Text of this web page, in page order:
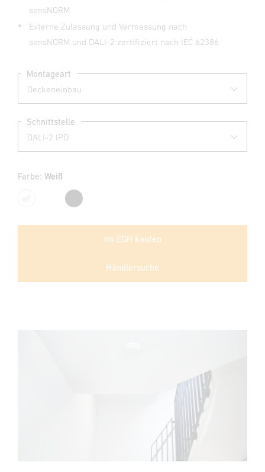
sensNORM
Externe Zulassung und Vermessung nach
sensNORM und DALI-2 zertifiziert nach IEC 62386
Montageart
Schnittstelle
Farbe: Weiß
Weiß Schwarz
Im EGH kaufen
Händlersuche